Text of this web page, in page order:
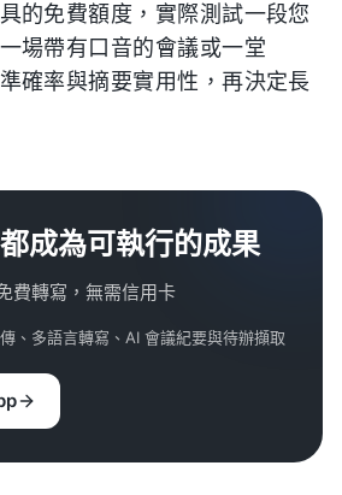
的免費額度，實際測試一段您
場帶有口音的會議或一堂
確率與摘要實用性，再決定長
成為可執行的成果
費轉寫，無需信用卡
、多語言轉寫、AI 會議紀要與待辦擷取